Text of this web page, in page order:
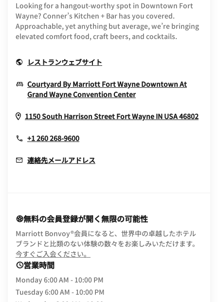
Looking for a hangout-worthy spot in Downtown Fort
Wayne? Conner’s Kitchen + Bar has you covered.
Approachable, yet anything but average, we’re bringing
elevated comfort food, craft beers, and cocktails.
レストランウェブサイト
Courtyard By Marriott Fort Wayne Downtown At
Grand Wayne Convention CenterOpens In New
1150 South Harrison Street Fort Wayne IN USA46802
+1 260 268-9600
連絡先メールアドレス
無料の会員登録が開く無限の可能性
Marriott Bonvoy®会員になると、世界中の卓越したホテル
ブランドと比類のない体験の数々をお楽しみいただけます。
今すぐご入会ください。
営業時間
Monday6:00 AM - 10:00 PM
Tuesday6:00 AM - 10:00 PM